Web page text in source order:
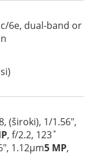
6e, dual-band or
(široki), 1/1.56",
, f/2.2, 123˚
1.12µm5 MP,